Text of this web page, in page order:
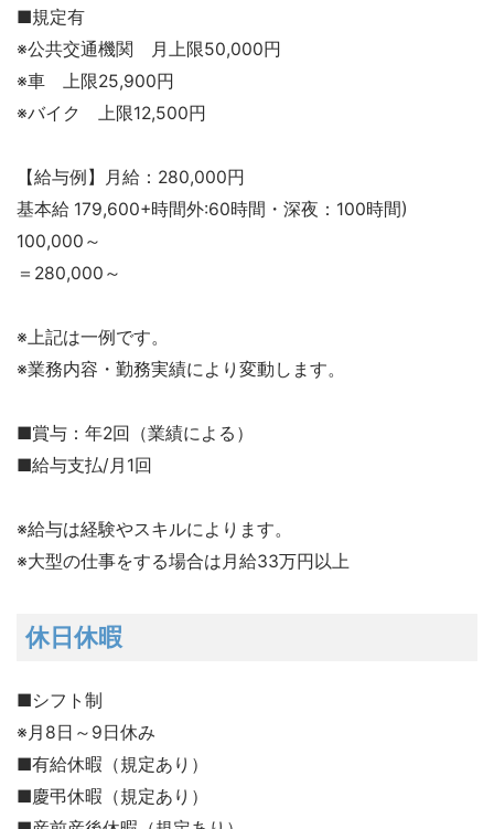
■規定有
※公共交通機関 月上限50,000円
※車 上限25,900円
※バイク 上限12,500円
【給与例】月給：280,000円
基本給 179,600+時間外:60時間・深夜：100時間)
100,000～
＝280,000～
※上記は一例です。
※業務内容・勤務実績により変動します。
■賞与：年2回（業績による）
■給与支払/月1回
※給与は経験やスキルによります。
※大型の仕事をする場合は月給33万円以上
休日休暇
■シフト制
※月8日～9日休み
■有給休暇（規定あり）
■慶弔休暇（規定あり）